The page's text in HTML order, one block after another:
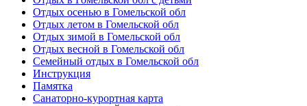
Отдых осенью в Гомельской обл
Отдых летом в Гомельской обл
Отдых зимой в Гомельской обл
Отдых весной в Гомельской обл
Семейный отдых в Гомельской обл
Инструкция
Памятка
Санаторно-курортная карта